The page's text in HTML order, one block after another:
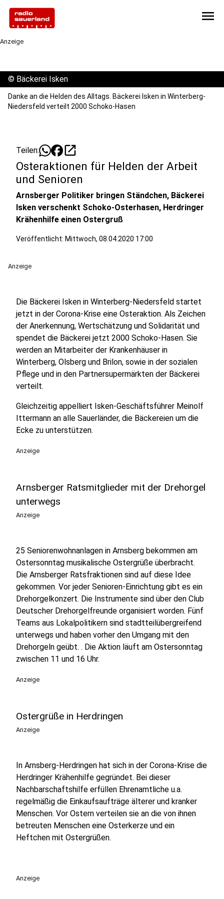
menu
Anzeige
© Bäckerei Isken
Danke an die Helden des Alltags. Bäckerei Isken in Winterberg-
Niedersfeld verteilt 2000 Schoko-Hasen
Teilen: open_in_new
Osteraktionen für Helden der Arbeit
und Senioren
Arnsberger Politiker bringen Ständchen, Bäckerei
Isken verschenkt Schoko-Osterhasen, Herdringer
Krähenhilfe einen Ostergruß
Veröffentlicht: Mittwoch, 08.04.2020 17:00
Anzeige
Die Bäckerei Isken in Winterberg-Niedersfeld startet
jetzt in der Corona-Krise eine Osteraktion. Als Zeichen
der Anerkennung, Wertschätzung und Solidarität und
spendet die Bäckerei jetzt 2000 Schoko-Hasen. Sie
werden an Mitarbeiter der Krankenhäuser in
Winterberg, Olsberg und Brilon, sowie in der sozialen
Pflege und in den Partnersupermärkten der Bäckerei
verteilt.
Gleichzeitig appelliert Isken-Geschäftsführer Meinolf
Ittermann an alle Sauerländer, die Bäckereien um die
Ecke zu unterstützen.
Anzeige
Arnsberger Ratsmitglieder mit der Drehorgel
unterwegs
Anzeige
25 Seniorenwohnanlagen in Arnsberg bekommen am
Ostersonntag musikalische Ostergrüße überbracht.
Die Arnsberger Ratsfraktionen sind auf diese Idee
gekommen. Vor jeder Senioren-Einrichtung gibt es ein
Drehorgelkonzert. Die Instrumente sind über den Club
Deutscher Drehorgelfreunde organisiert worden. Fünf
Teams aus Lokalpolitikern sind stadtteilübergreifend
unterwegs und haben vorher den Umgang mit den
Drehorgeln geübt. . Die Aktion läuft am Ostersonntag
zwischen 11 und 16 Uhr.
Anzeige
Ostergrüße in Herdringen
Anzeige
In Arnsberg-Herdringen hat sich in der Corona-Krise die
Herdringer Krähenhilfe gegründet. Bei dieser
Nachbarschaftshilfe erfüllen Ehrenamtliche u.a.
regelmäßig die Einkaufsaufträge älterer und kranker
Menschen. Vor Ostern verteilen sie an die von ihnen
betreuten Menschen eine Osterkerze und ein
Heftchen mit Ostergrüßen.
Anzeige